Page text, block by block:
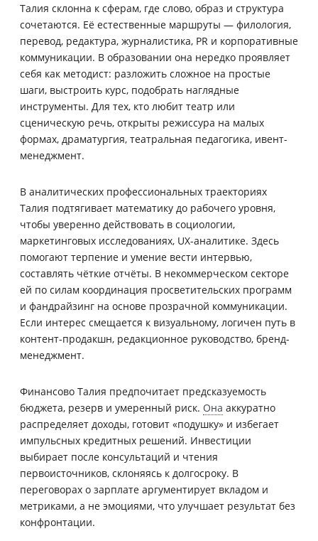
Талия склонна к сферам, где слово, образ и структура
сочетаются. Её естественные маршруты — филология,
перевод, редактура, журналистика, PR и корпоративные
коммуникации. В образовании она нередко проявляет
себя как методист: разложить сложное на простые
шаги, выстроить курс, подобрать наглядные
инструменты. Для тех, кто любит театр или
сценическую речь, открыты режиссура на малых
формах, драматургия, театральная педагогика, ивент-
менеджмент.
В аналитических профессиональных траекториях
Талия подтягивает математику до рабочего уровня,
чтобы уверенно действовать в социологии,
маркетинговых исследованиях, UX-аналитике. Здесь
помогают терпение и умение вести интервью,
составлять чёткие отчёты. В некоммерческом секторе
ей по силам координация просветительских программ
и фандрайзинг на основе прозрачной коммуникации.
Если интерес смещается к визуальному, логичен путь в
контент-продакшн, редакционное руководство, бренд-
менеджмент.
Финансово Талия предпочитает предсказуемость
бюджета, резерв и умеренный риск. Она аккуратно
распределяет доходы, готовит «подушку» и избегает
импульсных кредитных решений. Инвестиции
выбирает после консультаций и чтения
первоисточников, склоняясь к долгосроку. В
переговорах о зарплате аргументирует вкладом и
метриками, а не эмоциями, что улучшает результат без
конфронтации.